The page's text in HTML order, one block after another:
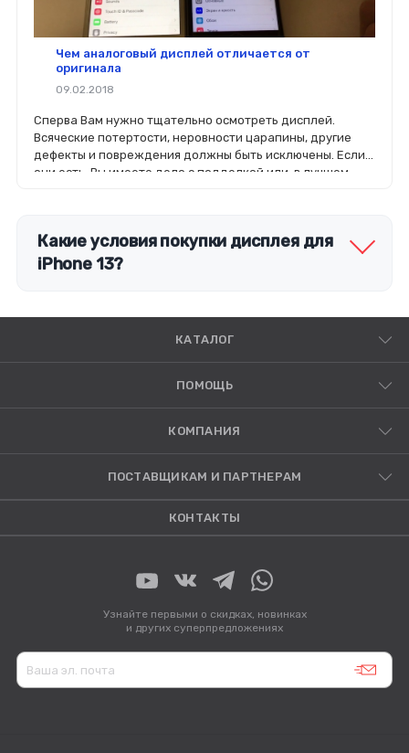
Чем аналоговый дисплей отличается от
оригинала
09.02.2018
Сперва Вам нужно тщательно осмотреть дисплей.
Всяческие потертости, неровности царапины, другие
дефекты и повреждения должны быть исключены. Если
они есть, Вы имеете дело с подделкой или, в лучшем
Какие условия покупки дисплея для
iPhone 13?
КАТАЛОГ
ПОМОЩЬ
КОМПАНИЯ
ПОСТАВЩИКАМ И ПАРТНЕРАМ
КОНТАКТЫ
Узнайте первыми о скидках, новинках
и других суперпредложениях